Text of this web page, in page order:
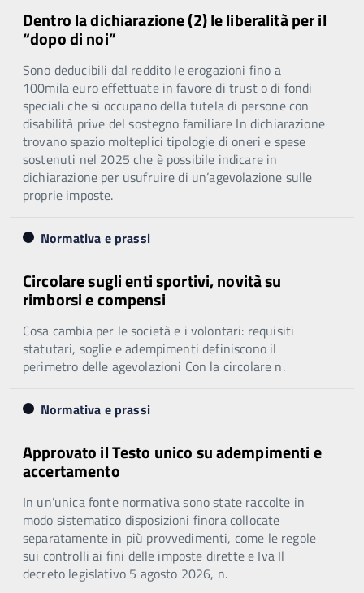
Dentro la dichiarazione (2) le liberalità per il
“dopo di noi”
Sono deducibili dal reddito le erogazioni fino a
100mila euro effettuate in favore di trust o di fondi
speciali che si occupano della tutela di persone con
disabilità prive del sostegno familiare In dichiarazione
trovano spazio molteplici tipologie di oneri e spese
sostenuti nel 2025 che è possibile indicare in
dichiarazione per usufruire di un’agevolazione sulle
proprie imposte.
Normativa e prassi
Circolare sugli enti sportivi, novità su
rimborsi e compensi
Cosa cambia per le società e i volontari: requisiti
statutari, soglie e adempimenti definiscono il
perimetro delle agevolazioni Con la circolare n.
Normativa e prassi
Approvato il Testo unico su adempimenti e
accertamento
In un’unica fonte normativa sono state raccolte in
modo sistematico disposizioni finora collocate
separatamente in più provvedimenti, come le regole
sui controlli ai fini delle imposte dirette e Iva Il
decreto legislativo 5 agosto 2026, n.